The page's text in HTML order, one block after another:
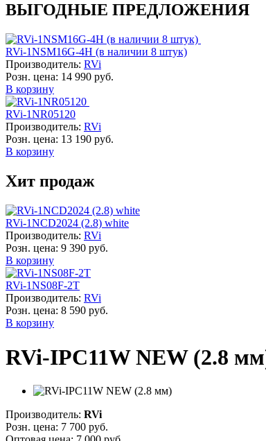
ВЫГОДНЫЕ ПРЕДЛОЖЕНИЯ
RVi-1NSM16G-4H (в наличии 8 штук)
Производитель: RVi
Розн. цена: 14 990 руб.
В корзину
RVi-1NR05120
Производитель: RVi
Розн. цена: 13 190 руб.
В корзину
Хит продаж
RVi-1NCD2024 (2.8) white
Производитель: RVi
Розн. цена: 9 390 руб.
В корзину
RVi-1NS08F-2T
Производитель: RVi
Розн. цена: 8 590 руб.
В корзину
RVi-IPC11W NEW (2.8
Производитель: RVi
Розн. цена: 7 700 руб.